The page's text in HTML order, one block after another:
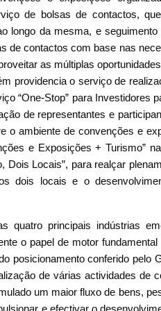
de bolsas de contactos,
longo da mesma, e
de contactos com base nas
as múltiplas
providencia o serviço de
“One-Stop” para Investidores
de representantes e
o ambiente de convenções e
e Exposições + Turismo”
Dois Locais”, para realçar
dois locais e o
quatro principais indústrias
o papel de motor
posicionamento conferido pelo
de várias actividades de
um maior fluxo de bens,